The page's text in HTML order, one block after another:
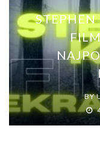
BY